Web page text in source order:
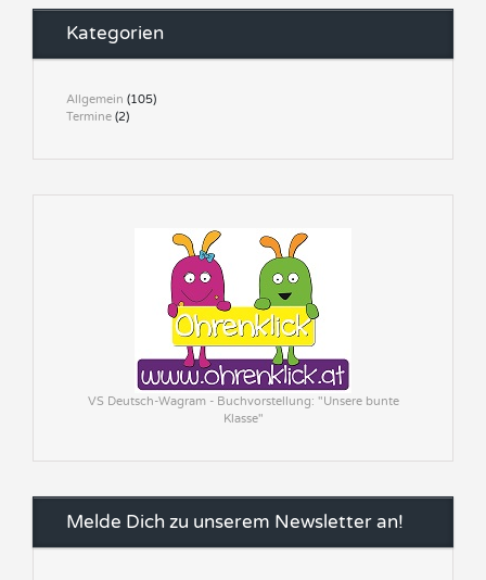
Kategorien
Allgemein (105)
Termine (2)
VS Deutsch-Wagram - Buchvorstellung: "Unsere bunte
Klasse"
Melde Dich zu unserem Newsletter an!